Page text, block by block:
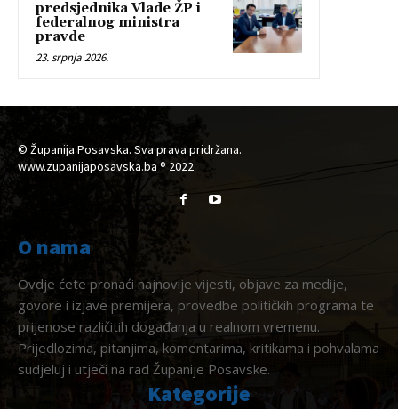
predsjednika Vlade ŽP i
federalnog ministra
pravde
23. srpnja 2026.
© Županija Posavska. Sva prava pridržana.
www.zupanijaposavska.ba ® 2022
O nama
Ovdje ćete pronaći najnovije vijesti, objave za medije,
govore i izjave premijera, provedbe političkih programa te
prijenose različitih događanja u realnom vremenu.
Prijedlozima, pitanjima, komentarima, kritikama i pohvalama
sudjeluj i utječi na rad Županije Posavske.
Kategorije